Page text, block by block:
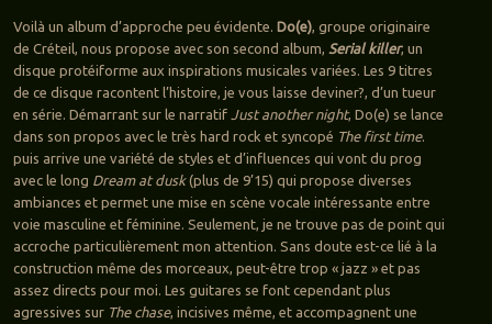
Voilà un album d’approche peu évidente. Do(e), groupe originaire
de Créteil, nous propose avec son second album, Serial killer, un
disque protéiforme aux inspirations musicales variées. Les 9 titres
de ce disque racontent l’histoire, je vous laisse deviner?, d’un tueur
en série. Démarrant sur le narratif Just another night, Do(e) se lance
dans son propos avec le très hard rock et syncopé The first time.
puis arrive une variété de styles et d’influences qui vont du prog
avec le long Dream at dusk(plus de 9’15) qui propose diverses
ambiances et permet une mise en scène vocale intéressante entre
voie masculine et féminine. Seulement, je ne trouve pas de point qui
accroche particulièrement mon attention. Sans doute est-ce lié à la
construction même des morceaux, peut-être trop « jazz » et pas
assez directs pour moi. Les guitares se font cependant plus
agressives sur The chase, incisives même, et accompagnent une